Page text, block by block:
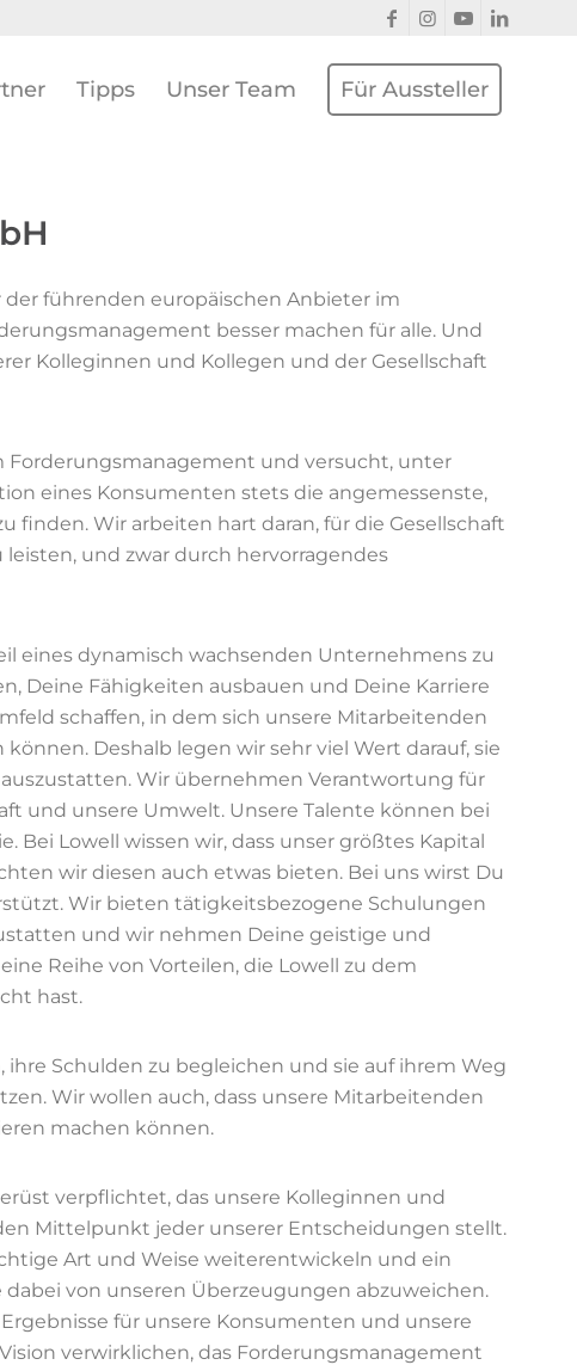
Tipps Unser Team Für Aussteller
führenden europäischen Anbieter im
besser machen für alle. Und
Kolleginnen und Kollegen und der Gesellschaft
Forderungsmanagement und versucht, unter
eines Konsumenten stets die angemessenste,
finden. Wir arbeiten hart daran, für die Gesellschaft
und zwar durch hervorragendes
eines dynamisch wachsenden Unternehmens zu
Deine Fähigkeiten ausbauen und Deine Karriere
schaffen, in dem sich unsere Mitarbeitenden
Deshalb legen wir sehr viel Wert darauf, sie
Wir übernehmen Verantwortung für
und unsere Umwelt. Unsere Talente können bei
Bei Lowell wissen wir, dass unser größtes Kapital
wir diesen auch etwas bieten. Bei uns wirst Du
Wir bieten tätigkeitsbezogene Schulungen
und wir nehmen Deine geistige und
Reihe von Vorteilen, die Lowell zu dem
hast.
Schulden zu begleichen und sie auf ihrem Weg
Wir wollen auch, dass unsere Mitarbeitenden
machen können.
verpflichtet, das unsere Kolleginnen und
Mittelpunkt jeder unserer Entscheidungen stellt.
Art und Weise weiterentwickeln und ein
von unseren Überzeugungen abzuweichen.
für unsere Konsumenten und unsere
verwirklichen, das Forderungsmanagement